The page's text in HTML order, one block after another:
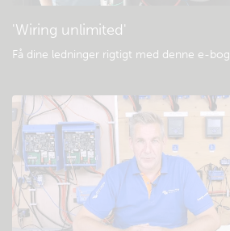
'Wiring unlimited'
Få dine ledninger rigtigt med denne e-bog